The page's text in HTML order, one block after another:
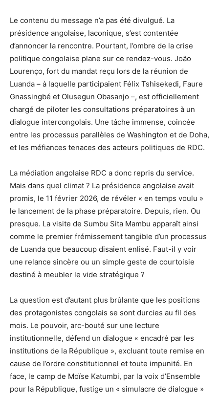
Le contenu du message n’a pas été divulgué. La
présidence angolaise, laconique, s’est contentée
d’annoncer la rencontre. Pourtant, l’ombre de la crise
politique congolaise plane sur ce rendez-vous. João
Lourenço, fort du mandat reçu lors de la réunion de
Luanda – à laquelle participaient Félix Tshisekedi, Faure
Gnassingbé et Olusegun Obasanjo –, est officiellement
chargé de piloter les consultations préparatoires à un
dialogue intercongolais. Une tâche immense, coincée
entre les processus parallèles de Washington et de Doha,
et les méfiances tenaces des acteurs politiques de RDC.
La médiation angolaise RDC a donc repris du service.
Mais dans quel climat ? La présidence angolaise avait
promis, le 11 février 2026, de révéler « en temps voulu »
le lancement de la phase préparatoire. Depuis, rien. Ou
presque. La visite de Sumbu Sita Mambu apparaît ainsi
comme le premier frémissement tangible d’un processus
de Luanda que beaucoup disaient enlisé. Faut-il y voir
une relance sincère ou un simple geste de courtoisie
destiné à meubler le vide stratégique ?
La question est d’autant plus brûlante que les positions
des protagonistes congolais se sont durcies au fil des
mois. Le pouvoir, arc-bouté sur une lecture
institutionnelle, défend un dialogue « encadré par les
institutions de la République », excluant toute remise en
cause de l’ordre constitutionnel et toute impunité. En
face, le camp de Moïse Katumbi, par la voix d’Ensemble
pour la République, fustige un « simulacre de dialogue »